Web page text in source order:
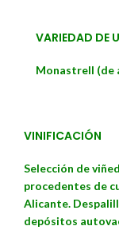
VARIEDAD DE
Monastrell (de
VINIFICACIÓN
Selección de
procedentes de
Alicante.
depósitos